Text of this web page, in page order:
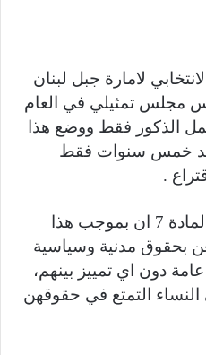
لامارة جبل لبنان
مجلس تمثيلي في العام
يشمل الذكور فقط ووضع هذا
في العام 1952 وبعد خمس سنوات فقط
.
وفي العام 1947 اعلن في المادة 7 ان بموجب هذا
بحقوق مدنية وسياسية
دون اي تمييز بينهم،
التمتع في حقوقهن